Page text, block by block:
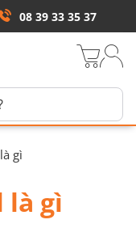
08 39 33 35 37
gì
là gì